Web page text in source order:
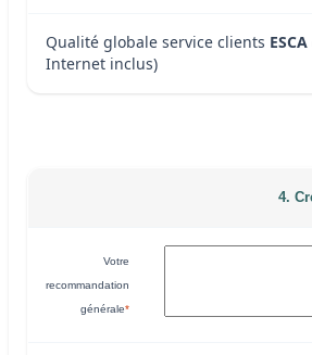
Qualité globale service clients ESCA
Internet inclus)
4.
Votre
recommandation
générale*